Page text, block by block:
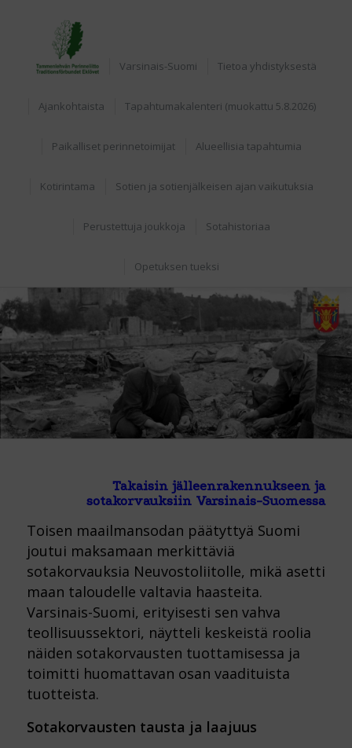
Varsinais-Suomi Tietoa yhdistyksestä
Ajankohtaista Tapahtumakalenteri (muokattu 5.8.2026)
Paikalliset perinnetoimijat Alueellisia tapahtumia
Kotirintama Sotien ja sotienjälkeisen ajan vaikutuksia
Perustettuja joukkoja Sotahistoriaa
Opetuksen tueksi
Takaisin jälleenrakennukseen ja
sotakorvauksiin Varsinais-Suomessa
Toisen maailmansodan päätyttyä Suomi
joutui maksamaan merkittäviä
sotakorvauksia Neuvostoliitolle, mikä asetti
maan taloudelle valtavia haasteita.
Varsinais-Suomi, erityisesti sen vahva
teollisuussektori, näytteli keskeistä roolia
näiden sotakorvausten tuottamisessa ja
toimitti huomattavan osan vaadituista
tuotteista.
Sotakorvausten tausta ja laajuus